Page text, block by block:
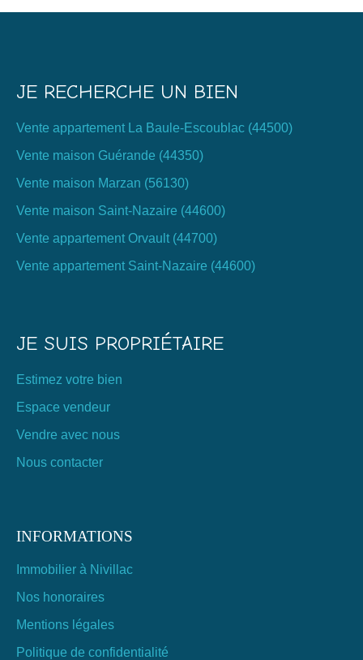
JE RECHERCHE UN BIEN
Vente appartement La Baule-Escoublac (44500)
Vente maison Guérande (44350)
Vente maison Marzan (56130)
Vente maison Saint-Nazaire (44600)
Vente appartement Orvault (44700)
Vente appartement Saint-Nazaire (44600)
JE SUIS PROPRIÉTAIRE
Estimez votre bien
Espace vendeur
Vendre avec nous
Nous contacter
INFORMATIONS
Immobilier à Nivillac
Nos honoraires
Mentions légales
Politique de confidentialité